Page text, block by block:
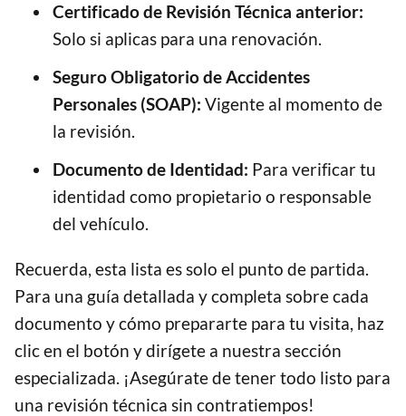
Certificado de Revisión Técnica anterior:
Solo si aplicas para una renovación.
Seguro Obligatorio de Accidentes
Personales (SOAP): Vigente al momento de
la revisión.
Documento de Identidad: Para verificar tu
identidad como propietario o responsable
del vehículo.
Recuerda, esta lista es solo el punto de partida.
Para una guía detallada y completa sobre cada
documento y cómo prepararte para tu visita, haz
clic en el botón y dirígete a nuestra sección
especializada. ¡Asegúrate de tener todo listo para
una revisión técnica sin contratiempos!